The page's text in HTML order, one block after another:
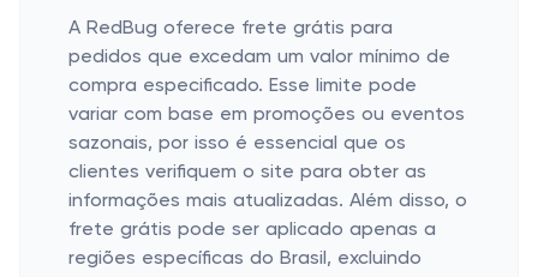
A RedBug oferece frete grátis para
pedidos que excedam um valor mínimo de
compra especificado. Esse limite pode
variar com base em promoções ou eventos
sazonais, por isso é essencial que os
clientes verifiquem o site para obter as
informações mais atualizadas. Além disso, o
frete grátis pode ser aplicado apenas a
regiões específicas do Brasil, excluindo